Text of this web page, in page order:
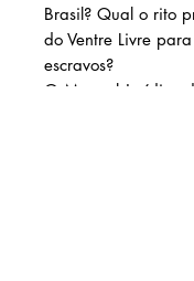
Brasil? Qual o rito
do Ventre Livre
escravos?
O Manual Jurídico